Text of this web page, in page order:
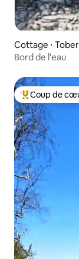
Cottage ⋅
Bord de l'eau
Coups de
Coup de